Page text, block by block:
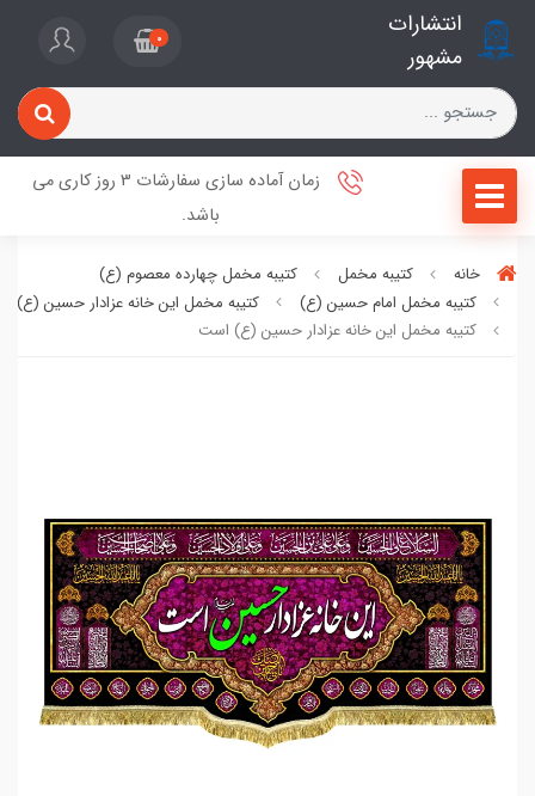
انتشارات
مشهور
0
زمان آماده سازی سفارشات 3 روز کاری می
باشد.
خانه کتیبه مخمل
کتیبه مخمل چهارده معصوم (ع)
کتیبه مخمل امام حسین (ع)
کتیبه مخمل این خانه عزادار حسین (ع)
کتیبه مخمل این خانه عزادار حسین (ع) است